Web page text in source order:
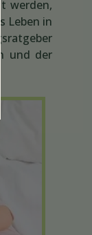
werden,
Leben in
und der